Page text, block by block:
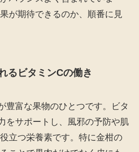
が期待できるのか、順番に見
るビタミンCの働き
豊富な果物のひとつです。ビタ
をサポートし、風邪の予防や肌
立つ栄養素です。特に金柑の